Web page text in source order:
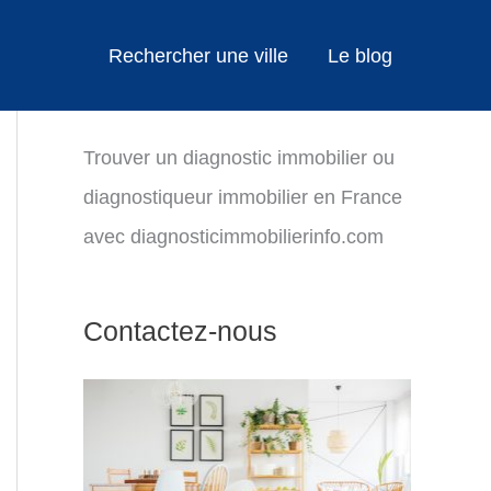
Rechercher une ville Le blog
Trouver un diagnostic immobilier ou
diagnostiqueur immobilier en France
avec diagnosticimmobilierinfo.com
Contactez-nous